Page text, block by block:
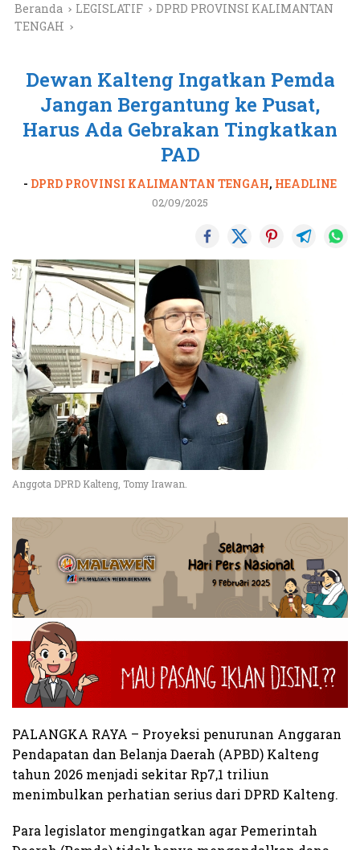
Beranda LEGISLATIF
DPRD PROVINSI KALIMANTAN
TENGAH
Dewan Kalteng Ingatkan Pemda
Jangan Bergantung ke Pusat,
Harus Ada Gebrakan Tingkatkan
PAD
- DPRD PROVINSI KALIMANTAN TENGAH, HEADLINE
02/09/2025
Anggota DPRD Kalteng, Tomy Irawan.
PALANGKA RAYA – Proyeksi penurunan Anggaran
Pendapatan dan Belanja Daerah (APBD) Kalteng
tahun 2026 menjadi sekitar Rp7,1 triliun
menimbulkan perhatian serius dari DPRD Kalteng.
Para legislator mengingatkan agar Pemerintah